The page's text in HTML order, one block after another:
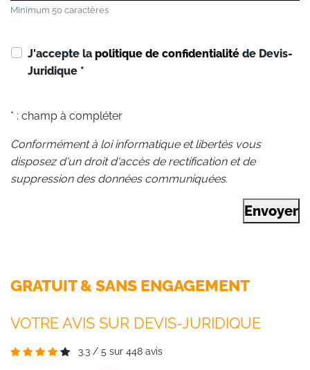
Minimum 50 caractères
J'accepte la politique de confidentialité de Devis-
Juridique *
* : champ à compléter
Conformément à loi informatique et libertés vous
disposez d'un droit d'accès de rectification et de
suppression des données communiquées.
Envoyer
GRATUIT & SANS ENGAGEMENT
VOTRE AVIS SUR DEVIS-JURIDIQUE
3.3 / 5 sur 448 avis